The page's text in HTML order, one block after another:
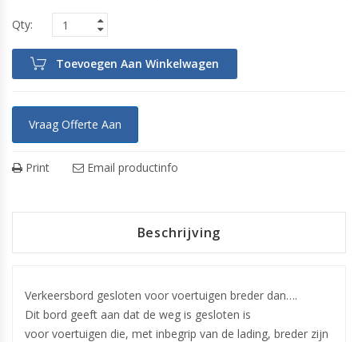
Toevoegen Aan Winkelwagen
Vraag Offerte Aan
Print Email productinfo
Beschrijving
Verkeersbord gesloten voor voertuigen breder dan….
Dit bord geeft aan dat de weg is gesloten is
voor voertuigen die, met inbegrip van de lading, breder zijn